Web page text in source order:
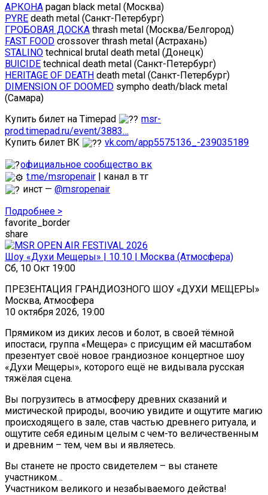
АРКОНА pagan black metal (Москва)
PYRE death metal (Санкт-Петербург)
ГРОБОВАЯ ДОСКА thrash metal (Москва/Белгород)
FAST FOOD crossover thrash metal (Астрахань)
STALINO technical brutal death metal (Донецк)
BUICIDE technical death metal (Санкт-Петербург)
HERITAGE OF DEATH death metal (Санкт-Петербург)
DIMENSION OF DOOMED sympho death/black metal
(Самара)
Купить билет на Timepad
msr-
prod.timepad.ru/event/3883…
Купить билет ВК
vk.com/app5575136_-239035189
официальное сообщество вк
t.me/msropenair | канал в тг
инст —@msropenair
Подробнее >
favorite_border
share
Шоу «Духи Мещеры» | 10.10 | Москва (Атмосфера)
Сб, 10 Окт 19:00
ПРЕЗЕНТАЦИЯ ГРАНДИОЗНОГО ШОУ «ДУХИ МЕЩЕРЫ»
Москва, Атмосфера
10 октября 2026, 19:00
Прямиком из диких лесов и болот, в своей тёмной
ипостаси, группа «Мещера» с присущим ей масштабом
презентует своё новое грандиозное концертное шоу
«Духи Мещеры», которого ещё не видывала русская
тяжёлая сцена.
Вы погрузитесь в атмосферу древних сказаний и
мистической природы, воочию увидите и ощутите магию
происходящего в зале, став частью древнего ритуала, и
ощутите себя единым целым с чем-то величественным
и древним – тем, чем вы и являетесь.
Вы станете не просто свидетелем – вы станете
участником…
Участником великого и незабываемого действа!